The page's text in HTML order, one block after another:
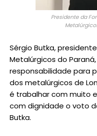
Presidente da
Sérgio Butka,
Metalúrgicos do
responsabilidade para
dos metalúrgicos de
é trabalhar com muito
com dignidade o voto
Butka.